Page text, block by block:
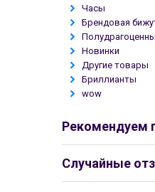
Часы
Брендовая
Новинки
Другие товары
Бриллианты
wow
Рекомендуем
Случайные